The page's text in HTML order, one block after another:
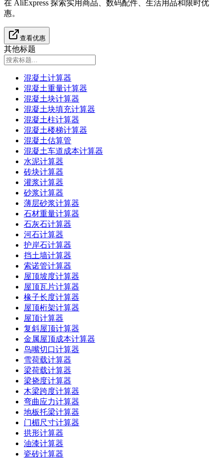
在 AliExpress 探索实用商品、数码配件、生活用品和限时优
惠。
查看优惠
其他标题
混凝土计算器
混凝土重量计算器
混凝土块计算器
混凝土块填充计算器
混凝土柱计算器
混凝土楼梯计算器
混凝土估算管
混凝土车道成本计算器
水泥计算器
砖块计算器
灌浆计算器
砂浆计算器
薄层砂浆计算器
石材重量计算器
石灰石计算器
河石计算器
护岸石计算器
挡土墙计算器
索诺管计算器
屋顶坡度计算器
屋顶瓦片计算器
椽子长度计算器
屋顶桁架计算器
屋顶计算器
复斜屋顶计算器
金属屋顶成本计算器
鸟嘴切口计算器
雪荷载计算器
梁荷载计算器
梁挠度计算器
木梁跨度计算器
弯曲应力计算器
地板托梁计算器
门楣尺寸计算器
拱形计算器
油漆计算器
瓷砖计算器